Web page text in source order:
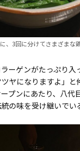
、3回に分けてさまざまな
ーゲンがたっぷり入
ツヤになりますよ」
プンにあたり、八代
の味を受け継いでい